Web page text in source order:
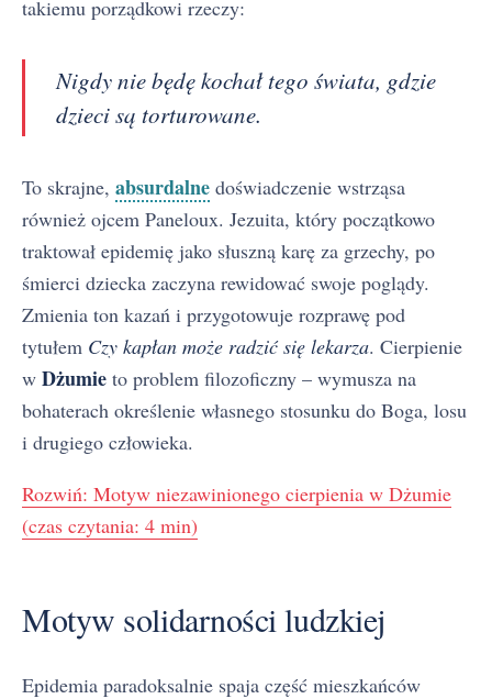
takiemu porządkowi rzeczy:
Nigdy nie będę kochał tego świata, gdzie
dzieci są torturowane.
To skrajne, absurdalne doświadczenie wstrząsa
również ojcem Paneloux. Jezuita, który początkowo
traktował epidemię jako słuszną karę za grzechy, po
śmierci dziecka zaczyna rewidować swoje poglądy.
Zmienia ton kazań i przygotowuje rozprawę pod
tytułem Czy kapłan może radzić się lekarza. Cierpienie
w Dżumie to problem filozoficzny – wymusza na
bohaterach określenie własnego stosunku do Boga, losu
i drugiego człowieka.
Rozwiń: Motyw niezawinionego cierpienia w Dżumie
(czas czytania: 4 min)
Motyw solidarności ludzkiej
Epidemia paradoksalnie spaja część mieszkańców